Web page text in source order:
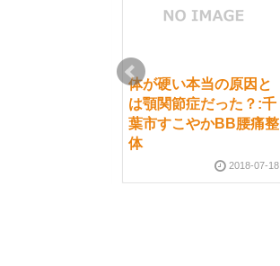
体が硬い本当の原因と
は顎関節症だった？:千
葉市すこやかBB腰痛整
体
2018-07-18